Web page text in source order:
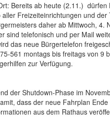
Bereits ab heute (2.11.) dürfen
Freizeiteinrichtungen und
daher ab Mittwoch, 4.
sind telefonisch und per Mail
das neue Bürgertelefon
561 montags bis freitags von 9
zur Verfügung.
der Shutdown-Phase im
dass der neue Fahrplan
aus dem Rathaus